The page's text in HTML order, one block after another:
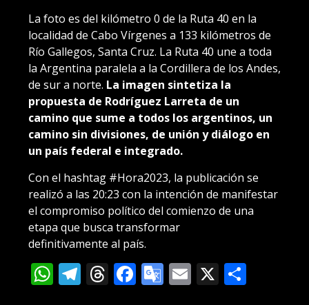
La foto es del kilómetro 0 de la Ruta 40 en la
localidad de Cabo Vírgenes a 133 kilómetros de
Río Gallegos, Santa Cruz. La Ruta 40 une a toda
la Argentina paralela a la Cordillera de los Andes,
de sur a norte. La imagen sintetiza la
propuesta de Rodríguez Larreta de un
camino que sume a todos los argentinos, un
camino sin divisiones, de unión y diálogo en
un país federal e integrado.
Con el hashtag #Hora2023, la publicación se
realizó a las 20:23 con la intención de manifestar
el compromiso político del comienzo de una
etapa que busca transformar
definitivamente al país.
WhatsApp
Telegram
Threads
Facebook
Google
Email
X